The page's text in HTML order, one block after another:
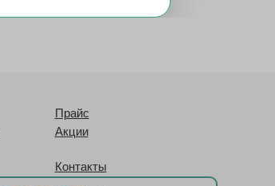
Прайс
Акции
Контакты